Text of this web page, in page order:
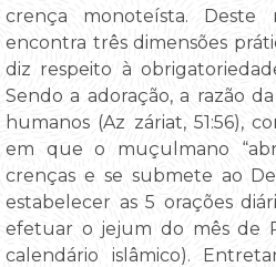
crença monoteísta.
encontra três dimensões
diz respeito à
Sendo a adoração, a razão
humanos (Az záriat, 51:56),
em que o muçulmano
crenças e se submete ao
estabelecer as 5 orações
efetuar o jejum do mês de
calendário islâmico).